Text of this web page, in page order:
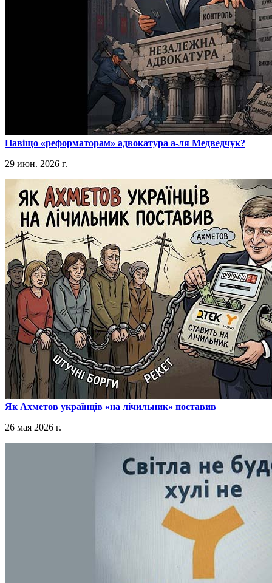
​Навіщо «реформаторам» адвокатура а-ля Медведчук?
29 июн. 2026 г.
​Як Ахметов українців «на лічильник» поставив
26 мая 2026 г.